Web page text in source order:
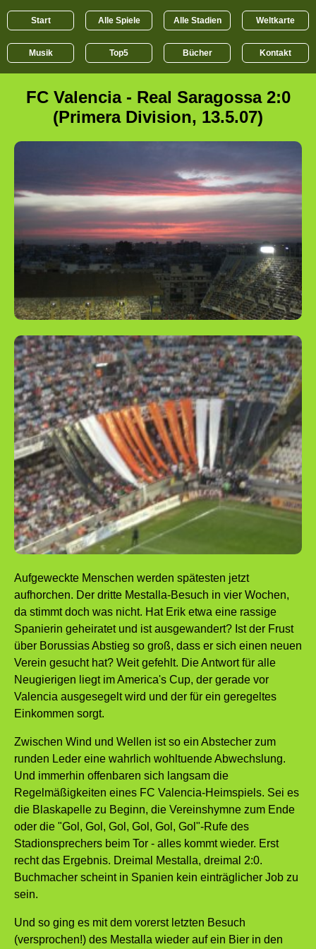
Start Alle Spiele Alle Stadien Weltkarte
Musik Top5 Bücher Kontakt
FC Valencia - Real Saragossa 2:0
(Primera Division, 13.5.07)
Aufgeweckte Menschen werden spätesten jetzt
aufhorchen. Der dritte Mestalla-Besuch in vier Wochen,
da stimmt doch was nicht. Hat Erik etwa eine rassige
Spanierin geheiratet und ist ausgewandert? Ist der Frust
über Borussias Abstieg so groß, dass er sich einen neuen
Verein gesucht hat? Weit gefehlt. Die Antwort für alle
Neugierigen liegt im America's Cup, der gerade vor
Valencia ausgesegelt wird und der für ein geregeltes
Einkommen sorgt.
Zwischen Wind und Wellen ist so ein Abstecher zum
runden Leder eine wahrlich wohltuende Abwechslung.
Und immerhin offenbaren sich langsam die
Regelmäßigkeiten eines FC Valencia-Heimspiels. Sei es
die Blaskapelle zu Beginn, die Vereinshymne zum Ende
oder die "Gol, Gol, Gol, Gol, Gol, Gol"-Rufe des
Stadionsprechers beim Tor - alles kommt wieder. Erst
recht das Ergebnis. Dreimal Mestalla, dreimal 2:0.
Buchmacher scheint in Spanien kein einträglicher Job zu
sein.
Und so ging es mit dem vorerst letzten Besuch
(versprochen!) des Mestalla wieder auf ein Bier in den